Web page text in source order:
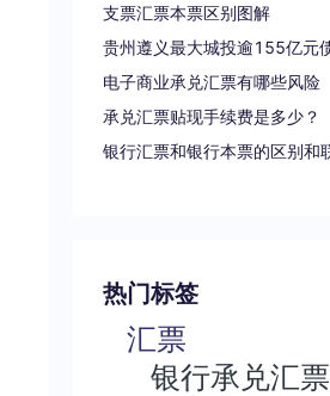
支票汇票本票区别图解
电子商业承兑汇票有哪些风险
承兑汇票贴现手续费是多少？
热门标签
汇票
银行承兑汇票